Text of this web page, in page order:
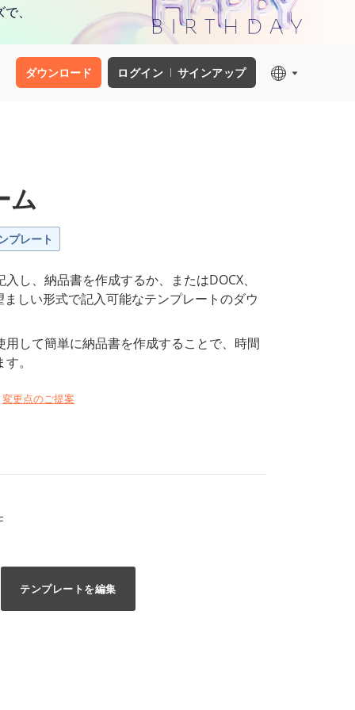
、
ダウンロード ログイン サインアップ
ム
プレート
し、納品書を作成するか、またはDOCX、
しい形式で記入可能なテンプレートのダウ
して簡単に納品書を作成することで、時間
。
変更点のご提案
テンプレートを編集